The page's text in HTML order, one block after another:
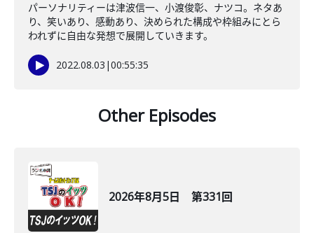
パーソナリティーは津波信一、小渡俊彰、ナツコ。ネタあ
り、笑いあり、感動あり、決められた構成や枠組みにとら
われずに自由な発想で展開していきます。
2022.08.03 |00:55:35
Other Episodes
2026年8月5日 第331回